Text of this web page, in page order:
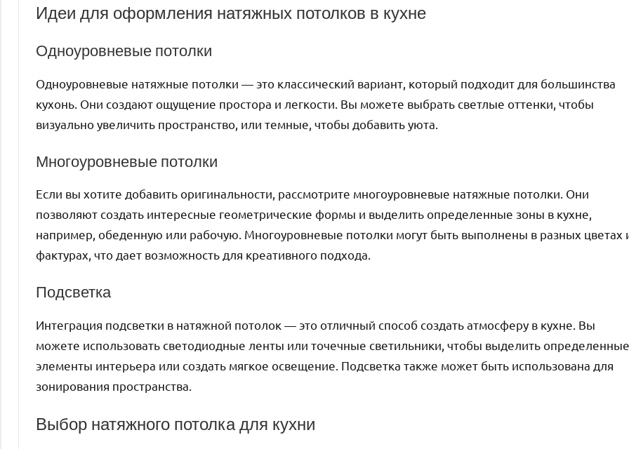
Идеи для оформления натяжных потолков в кухне
Одноуровневые потолки
Одноуровневые натяжные потолки — это классический вариант, который подходит для большинства
кухонь. Они создают ощущение простора и легкости. Вы можете выбрать светлые оттенки, чтобы
визуально увеличить пространство, или темные, чтобы добавить уюта.
Многоуровневые потолки
Если вы хотите добавить оригинальности, рассмотрите многоуровневые натяжные потолки. Они
позволяют создать интересные геометрические формы и выделить определенные зоны в кухне,
например, обеденную или рабочую. Многоуровневые потолки могут быть выполнены в разных цветах
фактурах, что дает возможность для креативного подхода.
Подсветка
Интеграция подсветки в натяжной потолок — это отличный способ создать атмосферу в кухне. Вы
можете использовать светодиодные ленты или точечные светильники, чтобы выделить определенные
элементы интерьера или создать мягкое освещение. Подсветка также может быть использована для
зонирования пространства.
Выбор натяжного потолка для кухни